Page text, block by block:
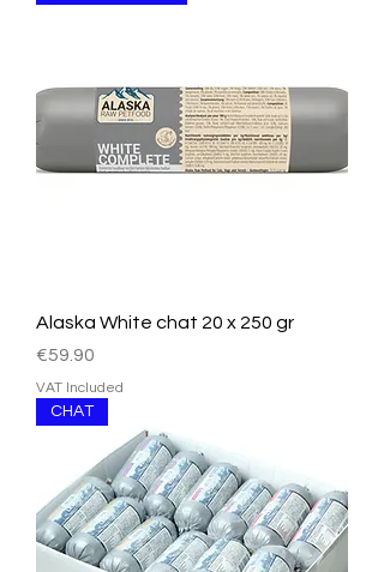
Alaska White chat 20 x 250 gr
Price
€59.90
VAT Included
CHAT